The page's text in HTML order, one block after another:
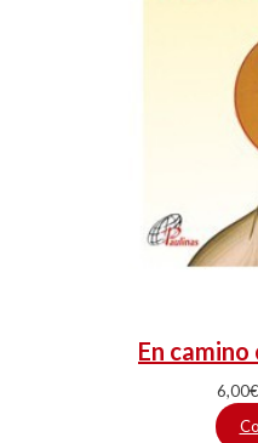
En camino
6,00€